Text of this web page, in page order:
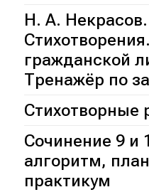
Н. А. Некрасов.
гражданской
Тренажёр по
Стихотворные
Сочинение 9 и
алгоритм,
практикум